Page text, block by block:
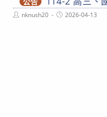
Postnknush20
Post2026-04-13